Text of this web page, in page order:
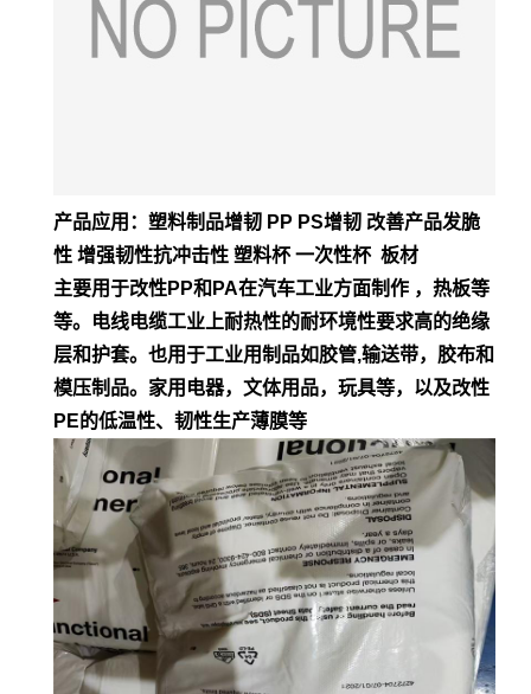
产品应用：塑料制品增韧 PP PS增韧 改善产品发脆
性 增强韧性抗冲击性 塑料杯 一次性杯 板材
主要用于改性PP和PA在汽车工业方面制作 ，热板等
等。电线电缆工业上耐热性的耐环境性要求高的绝缘
层和护套。也用于工业用制品如胶管,输送带，胶布和
模压制品。家用电器，文体用品，玩具等，以及改性
PE的低温性、韧性生产薄膜等